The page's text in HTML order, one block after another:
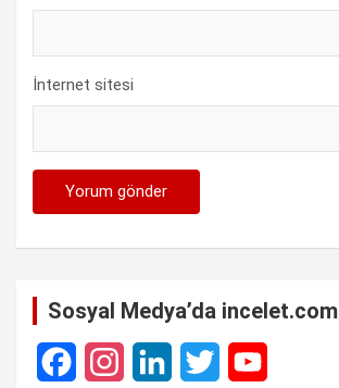
İnternet sitesi
Sosyal Medya’da incelet.com